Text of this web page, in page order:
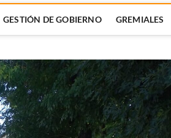
GESTIÓN DE GOBIERNO GREMIALES